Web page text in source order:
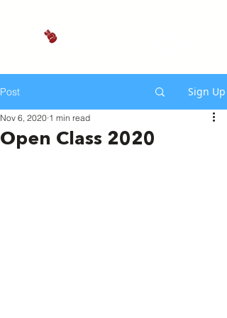
Post Sign Up
Open Class 2020
Nov 6, 2020 1 min read